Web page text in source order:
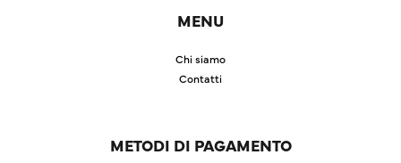
MENU
Chi siamo
Contatti
METODI DI PAGAMENTO